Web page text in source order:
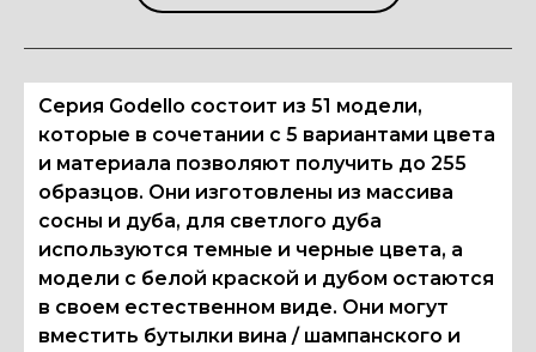
Серия Godello состоит из 51 модели,
которые в сочетании с 5 вариантами цвета
и материала позволяют получить до 255
образцов. Они изготовлены из массива
сосны и дуба, для светлого дуба
используются темные и черные цвета, а
модели с белой краской и дубом остаются
в своем естественном виде. Они могут
вместить бутылки вина / шампанского и